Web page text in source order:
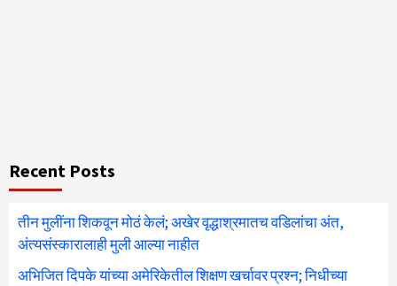
Recent Posts
तीन मुलींना शिकवून मोठं केलं; अखेर वृद्धाश्रमातच वडिलांचा अंत,
अंत्यसंस्कारालाही मुली आल्या नाहीत
अभिजित दिपके यांच्या अमेरिकेतील शिक्षण खर्चावर प्रश्न; निधीच्या